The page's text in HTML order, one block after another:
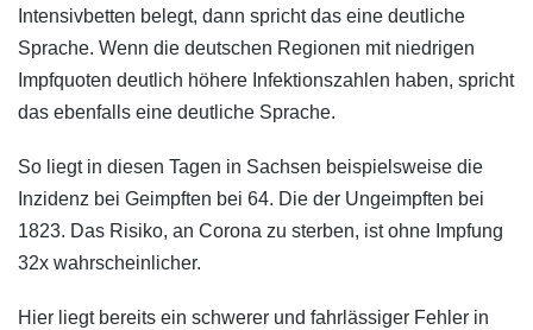
Intensivbetten belegt, dann spricht das eine deutliche
Sprache. Wenn die deutschen Regionen mit niedrigen
Impfquoten deutlich höhere Infektionszahlen haben, spricht
das ebenfalls eine deutliche Sprache.
So liegt in diesen Tagen in Sachsen beispielsweise die
Inzidenz bei Geimpften bei 64. Die der Ungeimpften bei
1823. Das Risiko, an Corona zu sterben, ist ohne Impfung
32x wahrscheinlicher.
Hier liegt bereits ein schwerer und fahrlässiger Fehler in